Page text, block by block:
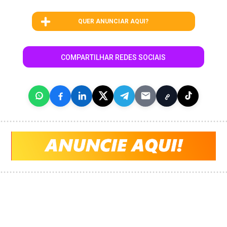
QUER ANUNCIAR AQUI?
COMPARTILHAR REDES SOCIAIS